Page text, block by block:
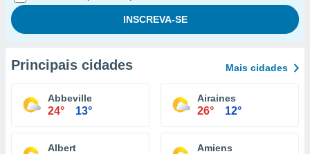
Principais cidades Mais cidades
Abbeville
24° 13°
Airaines
26° 12°
Albert Amiens